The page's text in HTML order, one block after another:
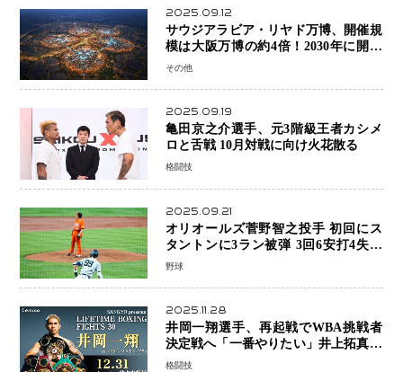
2025.09.12
サウジアラビア・リヤド万博、開催規
模は大阪万博の約4倍！2030年に開幕
予定
その他
2025.09.19
亀田京之介選手、元3階級王者カシメ
格闘技
2025.09.21
オリオールズ菅野智之投手 初回にス
タントンに3ラン被弾 3回6安打4失点
で降板
野球
2025.11.28
井岡一翔選手、再起戦でWBA挑戦者
決定戦へ「一番やりたい」井上拓真選
手との戦いも視野に
格闘技